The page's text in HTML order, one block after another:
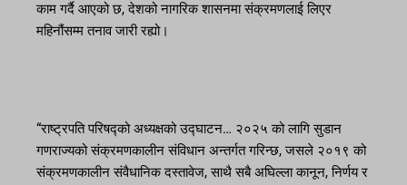
काम गर्दै आएको छ, देशको नागरिक शासनमा संक्रमणलाई लिएर
महिनौंसम्म तनाव जारी रह्यो।
“राष्ट्रपति परिषद्को अध्यक्षको उद्घाटन… २०२५ को लागि सुडान
गणराज्यको संक्रमणकालीन संविधान अन्तर्गत गरिन्छ, जसले २०१९ को
संक्रमणकालीन संवैधानिक दस्तावेज, साथै सबै अघिल्ला कानून, निर्णय र